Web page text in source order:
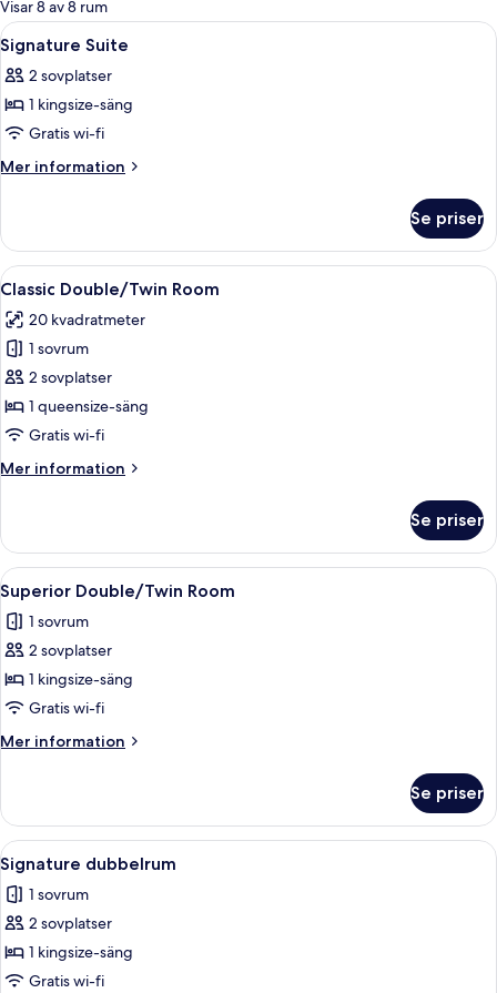
rum
Visar 8 av 8 rum
Öppna
alla
foton
för
Signature
Suite
Ett hotellrum med en säng, en
9
Signature Suite
2 sovplatser
1 kingsize-säng
Gratis wi-fi
Mer information
Mer
Suite
Se priser
Öppna
alla
foton
för
Classic
Double/Twin
Room
Ett hotellrum med en dubbelsäng,
4
Classic Double/Twin Room
20 kvadratmeter
1 sovrum
2 sovplatser
1 queensize-säng
Gratis wi-fi
Mer information
Mer
Double/Twin
Room
Se priser
Öppna
alla
foton
för
Superior
Double/Twin
Room
Ett sovrum med en sänggavel i trä,
5
Superior Double/Twin Room
1 sovrum
2 sovplatser
1 kingsize-säng
Gratis wi-fi
Mer information
Mer
Double/Twin
Room
Se priser
Öppna
alla
foton
för
Signature
dubbelrum
Ett sovrum med en säng i trä, ett
6
Signature dubbelrum
1 sovrum
2 sovplatser
1 kingsize-säng
Gratis wi-fi